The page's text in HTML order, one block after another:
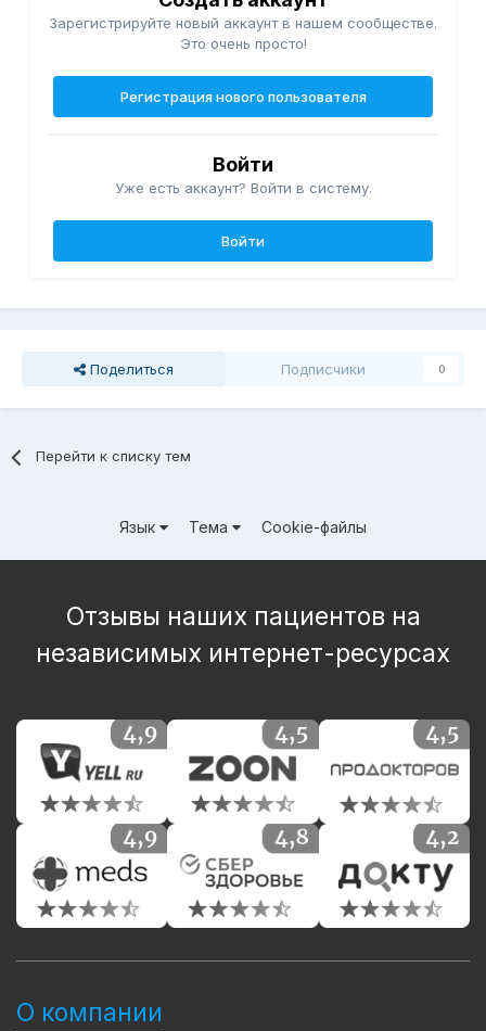
Зарегистрируйте новый аккаунт в нашем сообществе.
Это очень просто!
Регистрация нового пользователя
Войти
Уже есть аккаунт? Войти в систему.
Войти
Поделиться Подписчики 0
Перейти к списку тем
Язык Тема Cookie-файлы
Отзывы наших пациентов на
независимых интернет-ресурсах
О компании